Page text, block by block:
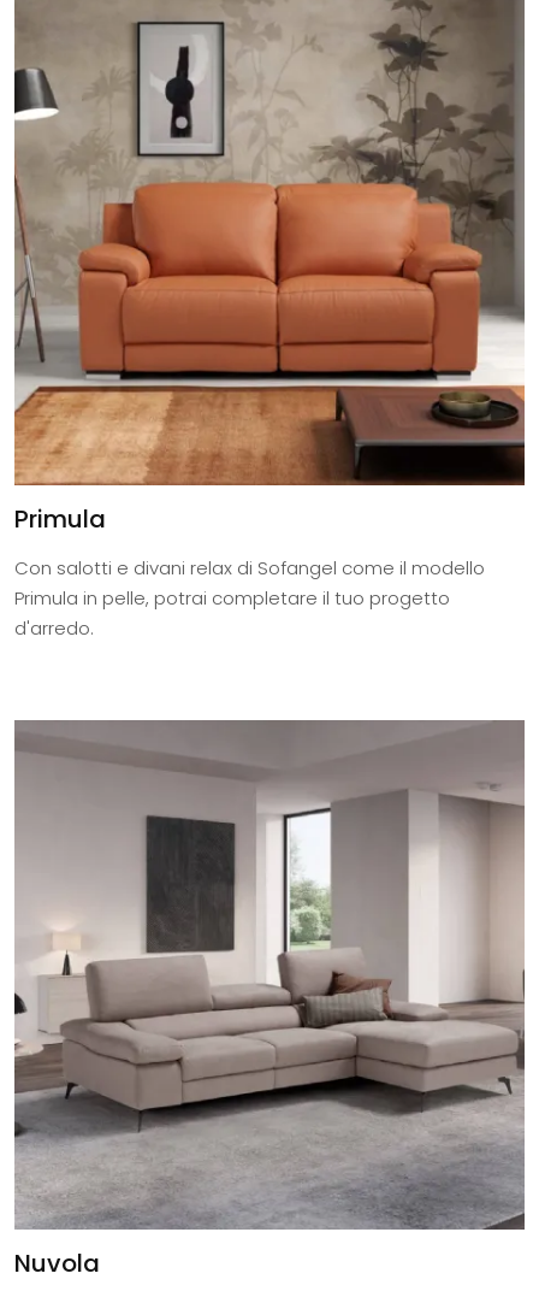
Primula
Con salotti e divani relax di Sofangel come il modello
Primula in pelle, potrai completare il tuo progetto
d'arredo.
Nuvola